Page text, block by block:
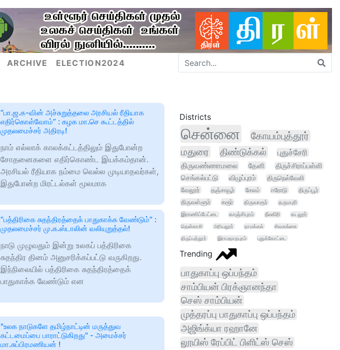
ARCHIVE ELECTION2024
“பா.ஜ.க-வின் அச்சுறுத்தலை அரசியல் ரீதியாக
எதிர்கொள்வோம்” : கழக மா.செ கூட்டத்தில்
முதலமைச்சர் அதிரடி!
நாம் எல்லாக் காலக்கட்டத்திலும் இதுபோன்ற
சோதனைகளை எதிர்கொண்ட இயக்கம்தான்.
அரசியல் ரீதியாக நம்மை வெல்ல முடியாதவர்கள்,
இதுபோன்ற மிரட்டல்கள் மூலமாக
”பத்திரிகை சுதந்திரத்தைக் பாதுகாக்க வேண்டும்” :
முதலமைச்சர் மு.க.ஸ்டாலின் வலியுறுத்தல்!
நாடு முழுவதும் இன்று உலகப் பத்திரிகை
சுதந்திர தினம் அனுசரிக்கப்பட்டு வருகிறது.
இந்நிலையில் பத்திரிகை சுதந்திரத்தைக்
பாதுகாக்க வேண்டும் என
"உலக நாடுகளே தமிழ்நாட்டின் மருத்துவ
கட்டமைப்பை பாராட்டுகிறது" - அமைச்சர்
மா.சுப்பிரமணியன் !
Districts
சென்னை
கோயம்புத்தூர்
மதுரை
திண்டுக்கல் புதுச்சேரி
திருவண்ணாமலை தேனி
திருச்சிராப்பள்ளி
செங்கல்பட்டு
விழுப்புரம்
திருநெல்வேலி
வேலூர்
தஞ்சாவூர் சேலம் ஈரோடு
திருப்பூர்
திருவள்ளூர்
கரூர் திருவாரூர்
தருமபுரி
இராணிப்பேட்டை
காஞ்சிபுரம் நீலகிரி கடலூர்
தென்காசி அரியலூர் நாமக்கல்
சிவகங்கை
திருப்பத்தூர்
இராமநாதபுரம் புதுக்கோட்டை
Trending
பாதுகாப்பு ஒப்பந்தம்
சாம்பியன் பிரக்ஞானந்தா
செஸ் சாம்பியன்
முத்தரப்பு பாதுகாப்பு ஒப்பந்தம்
அஜிங்க்யா ரஹானே
லூயிஸ் ரேப்பிட் பிளிட்ஸ் செஸ்